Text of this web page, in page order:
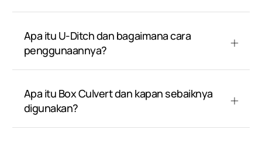
Apa itu U-Ditch dan bagaimana cara
penggunaannya?
Apa itu Box Culvert dan kapan sebaiknya
digunakan?